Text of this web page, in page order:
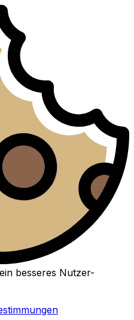
besseres Nutzer-